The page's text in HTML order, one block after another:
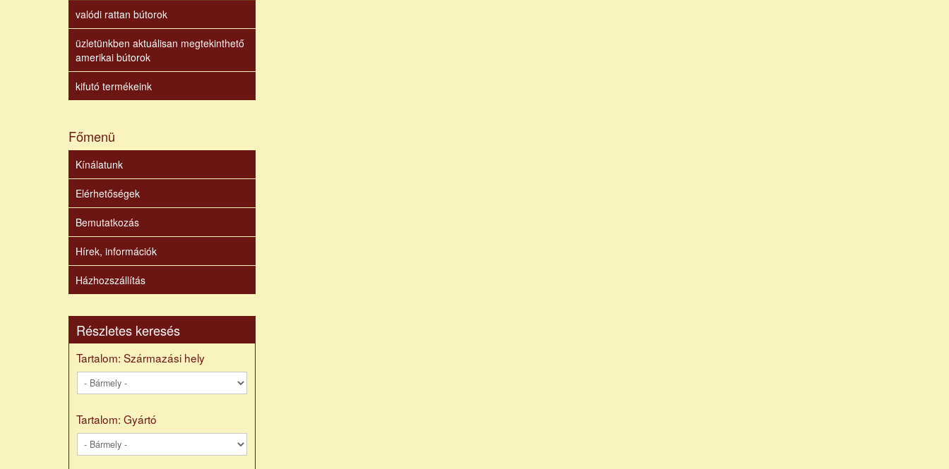
valódi rattan bútorok
üzletünkben aktuálisan megtekinthető
amerikai bútorok
kifutó termékeink
Főmenü
Kínálatunk
Elérhetőségek
Bemutatkozás
Hírek, információk
Házhozszállítás
Részletes keresés
Tartalom: Származási hely
Tartalom: Gyártó